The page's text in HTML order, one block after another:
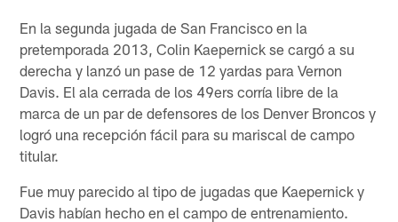
En la segunda jugada de San Francisco en la
pretemporada 2013, Colin Kaepernick se cargó a su
derecha y lanzó un pase de 12 yardas para Vernon
Davis. El ala cerrada de los 49ers corría libre de la
marca de un par de defensores de los Denver Broncos y
logró una recepción fácil para su mariscal de campo
titular.
Fue muy parecido al tipo de jugadas que Kaepernick y
Davis habían hecho en el campo de entrenamiento.